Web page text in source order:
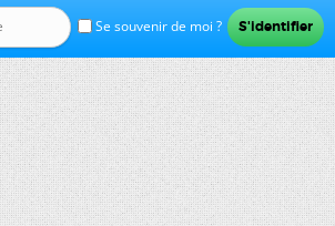
Se souvenir de moi ?